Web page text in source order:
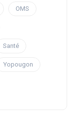
OMS
Santé
Yopougon